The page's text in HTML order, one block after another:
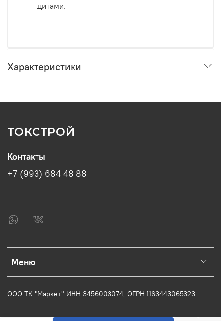
щитами.
Характеристики
ТОКСТРОЙ
Меню
Контакты
+7 (993) 684 48 88
ООО ТК "Маркет" ИНН 3456003074, ОГРН 1163443065323